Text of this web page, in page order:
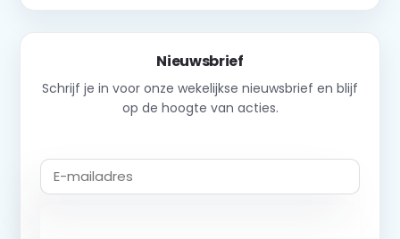
Nieuwsbrief
Schrijf je in voor onze wekelijkse nieuwsbrief en blijf
op de hoogte van acties.